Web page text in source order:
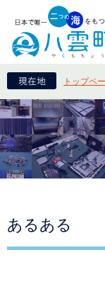
トップペ
あるある